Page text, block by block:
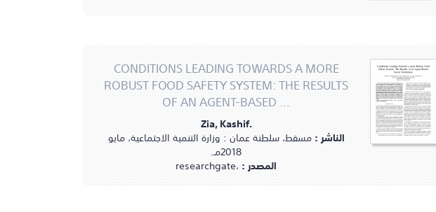
CONDITIONS LEADING TOWARDS A MORE
ROBUST FOOD SAFETY SYSTEM: THE RESULTS
OF AN AGENT-BASED ...
Zia, Kashif.
الناشر :مسقط، سلطنة عمان : وزارة التنمية الاجتماعية، مايو
2018مـ.
المصدر : researchgate،